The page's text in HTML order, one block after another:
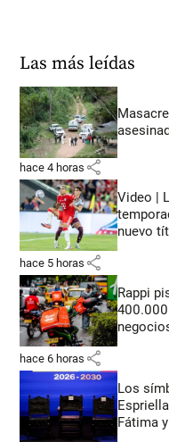
Las más leídas
hace 4 horas share
Video |
nuevo
hace 5 horas share
Rappi
hace 6 horas share
Los
Fátima